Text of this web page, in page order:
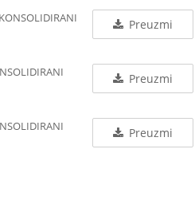
Preuzmi
Preuzmi
Preuzmi